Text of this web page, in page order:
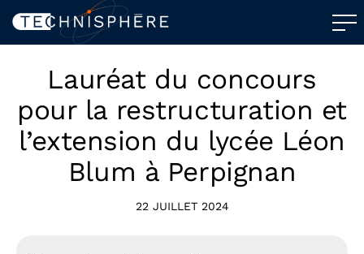
Lauréat du concours
pour la restructuration et
l’extension du lycée Léon
Blum à Perpignan
22 JUILLET 2024